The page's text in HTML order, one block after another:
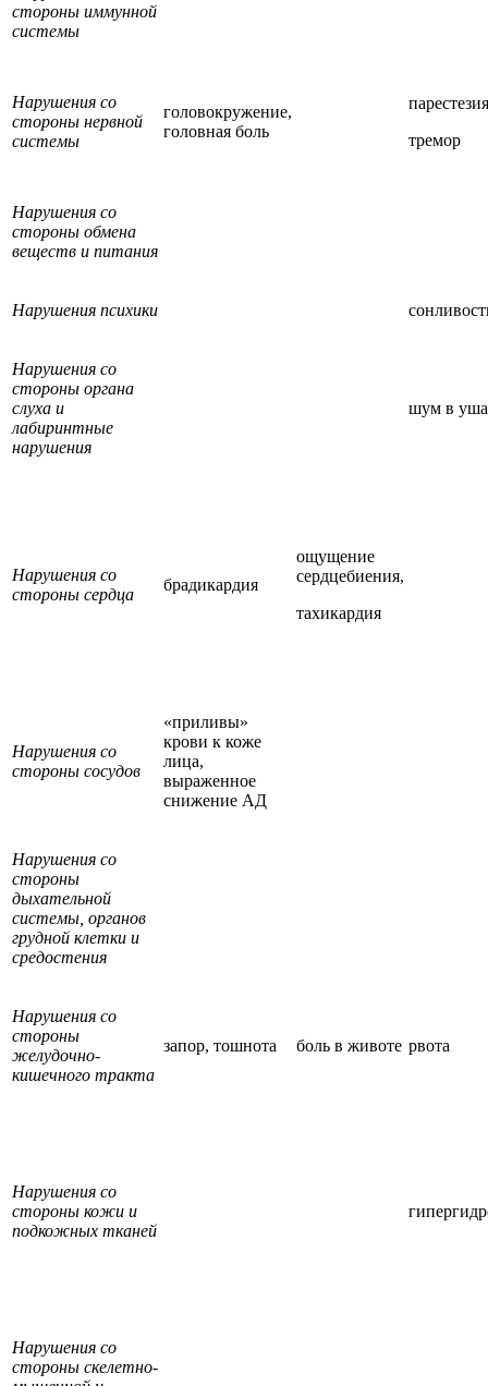
стороны иммунной
системы
Нарушения со
стороны нервной
системы
головокружение,
головная боль
тремор
Нарушения со
стороны обмена
веществ и питания
Нарушения психики
Нарушения со
стороны органа
слуха и
лабиринтные
нарушения
шум в
Нарушения со
стороны сердца
брадикардия
ощущение
сердцебиения,
тахикардия
Нарушения со
стороны сосудов
«приливы»
крови к коже
лица,
выраженное
снижение АД
Нарушения со
стороны
дыхательной
системы, органов
грудной клетки и
средостения
Нарушения со
стороны
желудочно-
кишечного тракта
запор, тошнота боль в животе рвота
Нарушения со
стороны кожи и
подкожных тканей
Нарушения со
стороны скелетно-